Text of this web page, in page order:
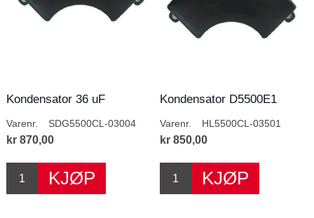
Kondensator 36 uF
Varenr. SDG5500CL-03004
kr 870,00
Kondensator D5500E1
Varenr. HL5500CL-03501
kr 850,00